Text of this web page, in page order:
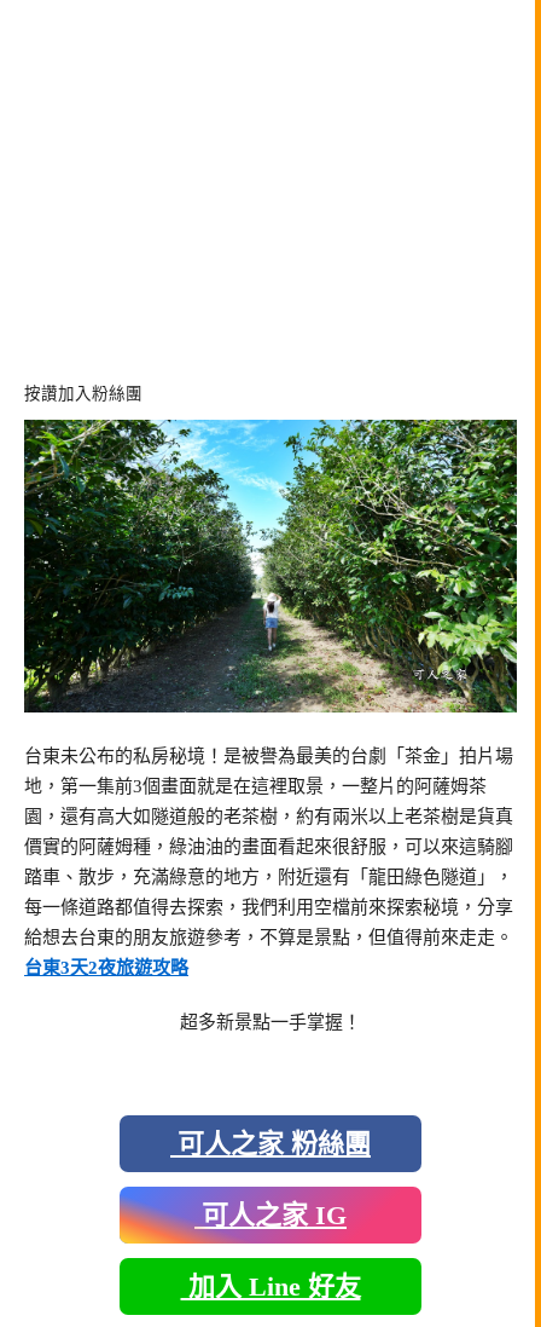
按讚加入粉絲團
台東未公布的私房秘境！是被譽為最美的台劇「茶金」拍片場
地，第一集前3個畫面就是在這裡取景，一整片的阿薩姆茶
園，還有高大如隧道般的老茶樹，約有兩米以上老茶樹是貨真
價實的阿薩姆種，綠油油的畫面看起來很舒服，可以來這騎腳
踏車、散步，充滿綠意的地方，附近還有「龍田綠色隧道」，
每一條道路都值得去探索，我們利用空檔前來探索秘境，分享
給想去台東的朋友旅遊參考，不算是景點，但值得前來走走。
台東3天2夜旅遊攻略
超多新景點一手掌握！
可人之家 粉絲團
可人之家 IG
加入 Line 好友